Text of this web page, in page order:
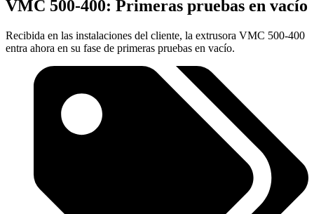
VMC 500-400: Primeras pruebas en vacío
Recibida en las instalaciones del cliente, la extrusora VMC 500-400
entra ahora en su fase de primeras pruebas en vacío.